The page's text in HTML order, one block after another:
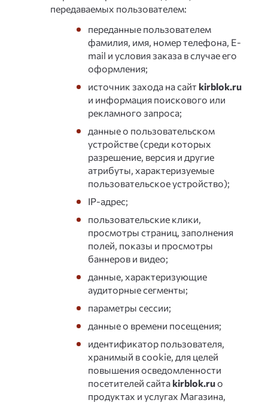
передаваемых пользователем:
переданные пользователем
фамилия, имя, номер телефона, E-
mail и условия заказа в случае его
оформления;
источник захода на сайт kirblok.ru
и информация поискового или
рекламного запроса;
данные о пользовательском
устройстве (среди которых
разрешение, версия и другие
атрибуты, характеризуемые
пользовательское устройство);
IP-адрес;
пользовательские клики,
просмотры страниц, заполнения
полей, показы и просмотры
баннеров и видео;
данные, характеризующие
аудиторные сегменты;
параметры сессии;
данные о времени посещения;
идентификатор пользователя,
хранимый в cookie, для целей
повышения осведомленности
посетителей cайта kirblok.ruо
продуктах и услугах Магазина,